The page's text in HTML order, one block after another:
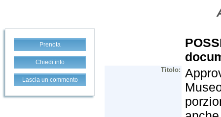
Prenota
Chiedi info
Lascia un commento